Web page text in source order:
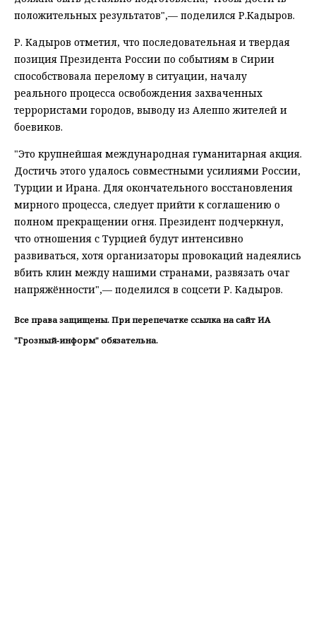
положительных результатов",— поделился Р.Кадыров.
Р. Кадыров отметил, что последовательная и твердая
позиция Президента России по событиям в Сирии
способствовала перелому в ситуации, началу
реального процесса освобождения захваченных
террористами городов, выводу из Алеппо жителей и
боевиков.
"Это крупнейшая международная гуманитарная акция.
Достичь этого удалось совместными усилиями России,
Турции и Ирана. Для окончательного восстановления
мирного процесса, следует прийти к соглашению о
полном прекращении огня. Президент подчеркнул,
что отношения с Турцией будут интенсивно
развиваться, хотя организаторы провокаций надеялись
вбить клин между нашими странами, развязать очаг
напряжённости",— поделился в соцсети Р. Кадыров.
Все права защищены. При перепечатке ссылка на сайт ИА
"Грозный-информ" обязательна.